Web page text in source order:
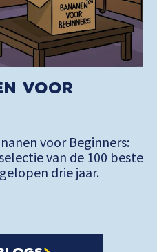
voor
voor Beginners:
van de 100 beste
drie jaar.